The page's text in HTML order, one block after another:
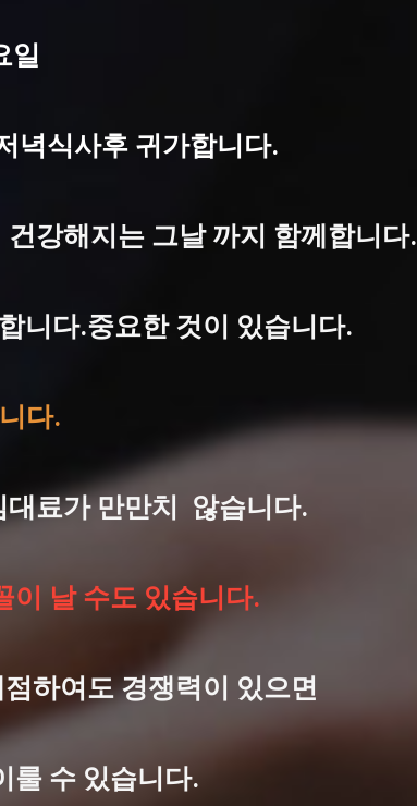
일
녁식사후 귀가합니다.
강해지는 그날 까지 함께합니다.
니다.중요한 것이 있습니다.
다.
료가 만만치 않습니다.
이 날 수도 있습니다.
하여도 경쟁력이 있으면
룰 수 있습니다.